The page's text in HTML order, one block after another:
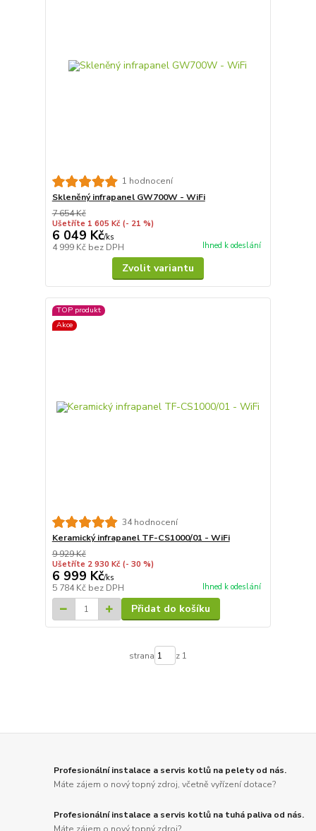
1 hodnocení
Skleněný infrapanel GW700W - WiFi
7 654 Kč
Ušetříte 1 605 Kč (- 21 %)
6 049 Kč/ks
4 999 Kč bez DPH Ihned k odeslání
Zvolit variantu
TOP produkt
Akce
34 hodnocení
Keramický infrapanel TF-CS1000/01 - WiFi
9 929 Kč
Ušetříte 2 930 Kč (- 30 %)
6 999 Kč/ks
5 784 Kč bez DPH Ihned k odeslání
Přidat do košíku
strana z 1
Profesionální instalace a servis kotlů na pelety od nás.
Máte zájem o nový topný zdroj, včetně vyřízení dotace?
Profesionální instalace a servis kotlů na tuhá paliva od nás.
Máte zájem o nový topný zdroj?